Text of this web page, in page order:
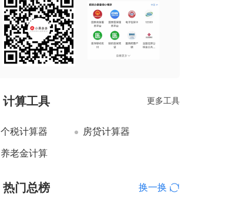
计算工具 更多工具
个税计算器 房贷计算器
养老金计算
热门总榜 换一换